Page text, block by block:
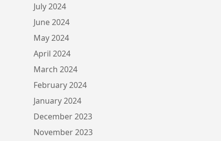
July 2024
June 2024
May 2024
April 2024
March 2024
February 2024
January 2024
December 2023
November 2023